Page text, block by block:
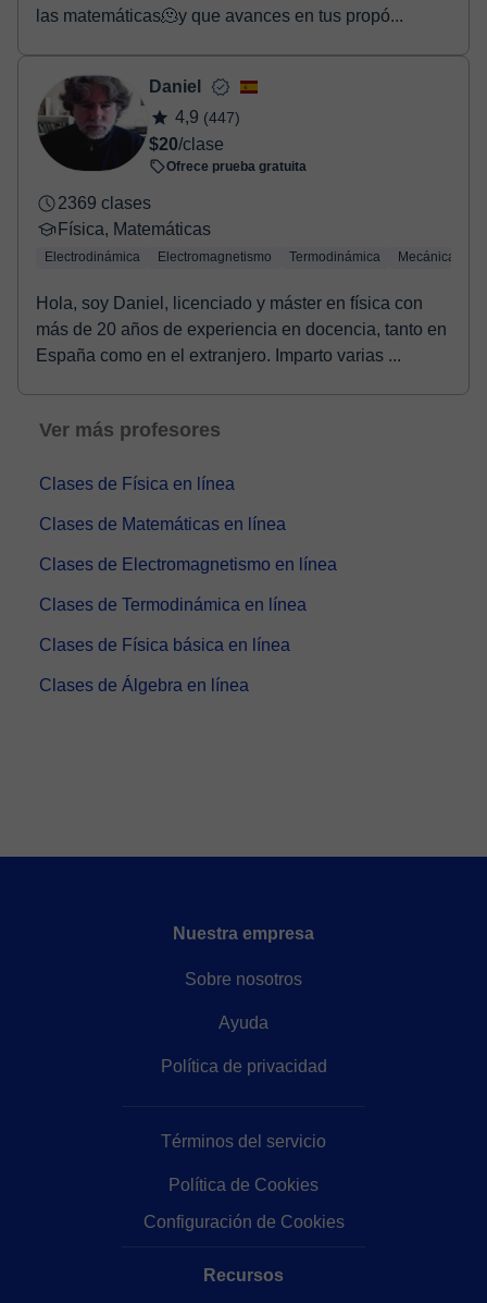
las matemáticas🫠y que avances en tus propó...
Daniel
4,9 (447)
$20/clase
Ofrece prueba gratuita
2369 clases
Física, Matemáticas
Electrodinámica Electromagnetismo Termodinámica Mecánica
Hola, soy Daniel, licenciado y máster en física con
más de 20 años de experiencia en docencia, tanto en
España como en el extranjero. Imparto varias ...
Ver más profesores
Clases de Física en línea
Clases de Matemáticas en línea
Clases de Electromagnetismo en línea
Clases de Termodinámica en línea
Clases de Física básica en línea
Clases de Álgebra en línea
Nuestra empresa
Sobre nosotros
Ayuda
Política de privacidad
Términos del servicio
Política de Cookies
Configuración de Cookies
Recursos